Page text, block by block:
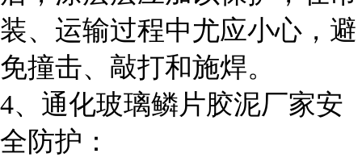
装、运输过程中尤应小心，避
免撞击、敲打和施焊。
4、通化玻璃鳞片胶泥厂家安
全防护：